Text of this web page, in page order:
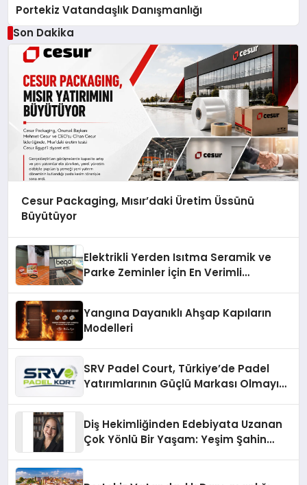
Portekiz Vatandaşlık Danışmanlığı
Son Dakika
Cesur Packaging, Mısır’daki Üretim Üssünü
Büyütüyor
Elektrikli Yerden Isıtma Seramik ve
Parke Zeminler İçin En Verimli
Yangına Dayanıklı Ahşap Kapıların
Modelleri
SRV Padel Court, Türkiye’de Padel
Yatırımlarının Güçlü Markası Olmayı
Diş Hekimliğinden Edebiyata Uzanan
Çok Yönlü Bir Yaşam: Yeşim Şahin